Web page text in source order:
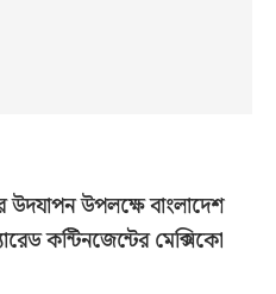
উদযাপন উপলক্ষে বাংলাদেশ
কন্টিনজেন্টের মেক্সিকো